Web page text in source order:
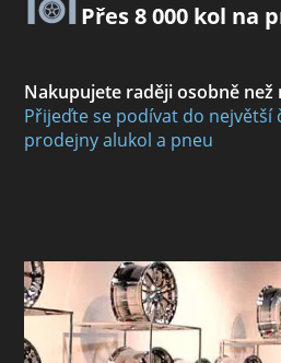
Přes 8 000 kol na
Nakupujete raději osobně než
Přijeďte se podívat do největší
prodejny alukol a pneu